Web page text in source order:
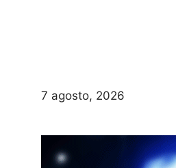
7 agosto, 2026